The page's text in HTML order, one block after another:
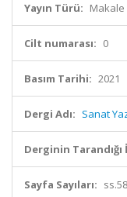
Yayın Türü: Makale
Cilt numarası: 0
Basım Tarihi: 2021
Dergi Adı: Sanat
Derginin
Sayfa Sayıları: